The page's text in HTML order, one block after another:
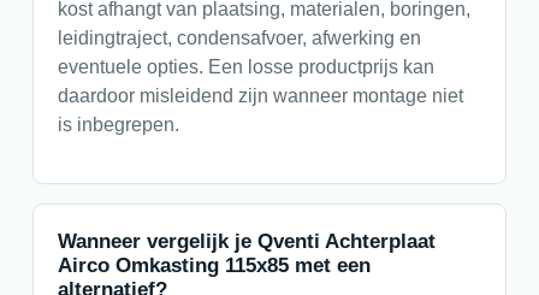
kost afhangt van plaatsing, materialen, boringen,
leidingtraject, condensafvoer, afwerking en
eventuele opties. Een losse productprijs kan
daardoor misleidend zijn wanneer montage niet
is inbegrepen.
Wanneer vergelijk je Qventi Achterplaat
Airco Omkasting 115x85 met een
alternatief?